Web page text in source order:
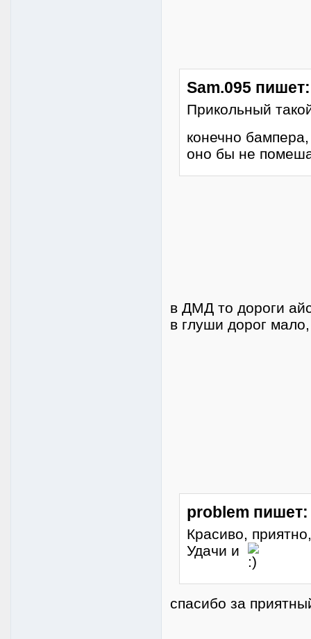
Sam.095 пишет:
Прикольный
конечно
оно бы не
в ДМД то дороги
в глуши дорог
problem пишет:
Красиво,
Удачи и
спасибо за